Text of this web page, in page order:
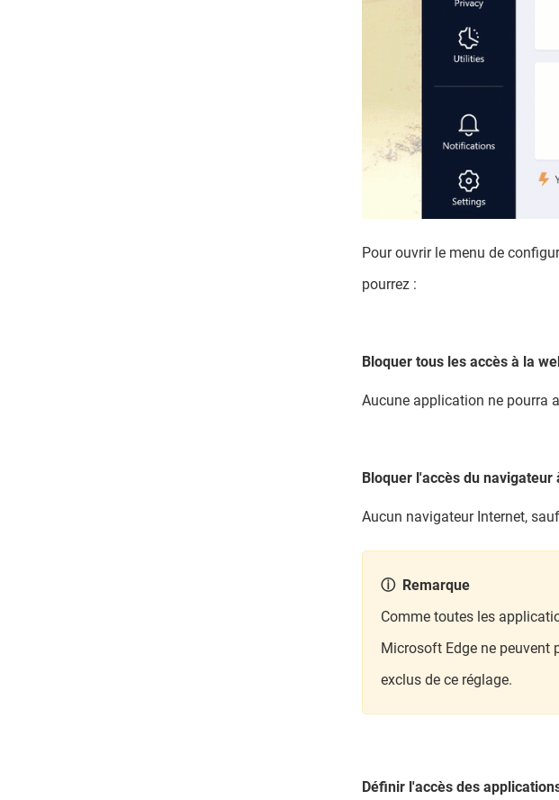
Pour ouvrir le menu de
pourrez :
Bloquer tous les accès à la
Aucune application ne pourra
Bloquer l'accès du navigateur
Aucun navigateur Internet,
ⓘ Remarque
Comme toutes les
Microsoft Edge ne peuvent
exclus de ce réglage.
Définir l'accès des